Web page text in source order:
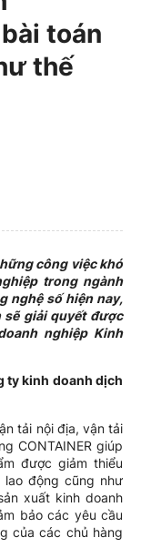
toán
thế
công việc khó
trong ngành
nghệ số hiện nay,
sẽ giải quyết được
nghiệp Kinh
ty kinh doanh dịch
tải nội địa, vận tải
CONTAINER giúp
được giảm thiểu
động cũng như
xuất kinh doanh
bảo các yêu cầu
của các chủ hàng